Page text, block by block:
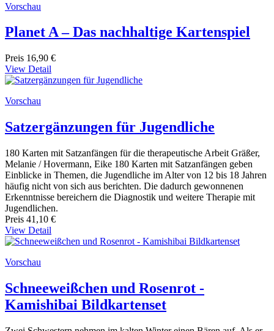
Vorschau
Planet A – Das nachhaltige Kartenspiel
Preis 16,90 €
View Detail
Vorschau
Satzergänzungen für Jugendliche
180 Karten mit Satzanfängen für die therapeutische Arbeit Gräßer,
Melanie / Hovermann, Eike 180 Karten mit Satzanfängen geben
Einblicke in Themen, die Jugendliche im Alter von 12 bis 18 Jahren
häufig nicht von sich aus berichten. Die dadurch gewonnenen
Erkenntnisse bereichern die Diagnostik und weitere Therapie mit
Jugendlichen.
Preis 41,10 €
View Detail
Vorschau
Schneeweißchen und Rosenrot -
Kamishibai Bildkartenset